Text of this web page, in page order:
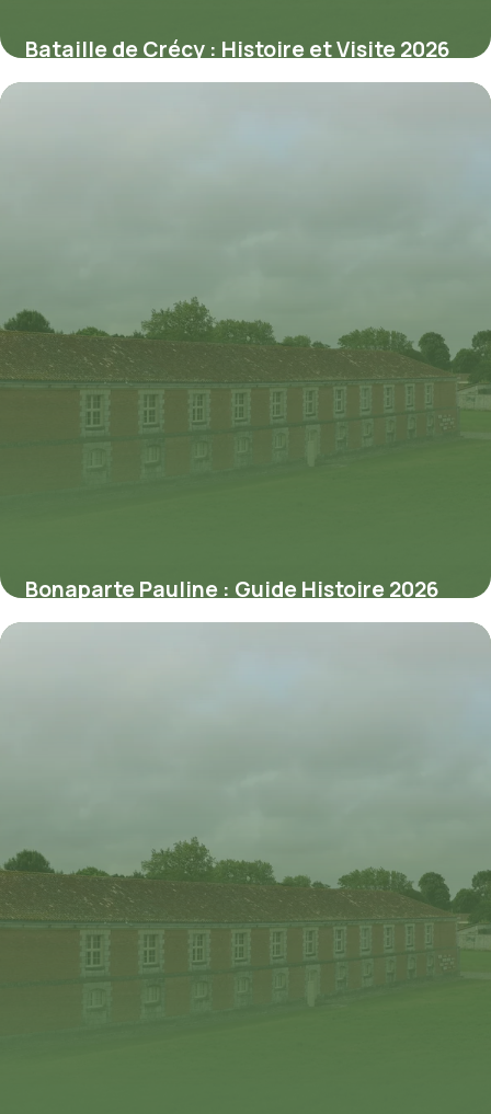
Bataille de Crécy : Histoire et Visite 2026
2 juin 2026
Bonaparte Pauline : Guide Histoire 2026
1 juin 2026